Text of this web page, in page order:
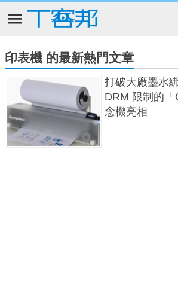
印表機 的最新熱門文章
打破大廠墨水
DRM 限制的
念機亮相